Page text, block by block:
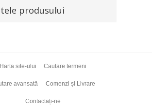
produsului
Harta site-ului Cautare termeni
avansată Comenzi și Livrare
Contactați-ne